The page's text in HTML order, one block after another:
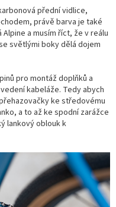
přední vidlice,
právě barva je také
Alpine a musím říct, že v reálu
světlými boky dělá dojem
pro montáž doplňků a
kabeláže. Tedy abych
ke středovému
a to až ke spodní zarážce
lankový oblouk k